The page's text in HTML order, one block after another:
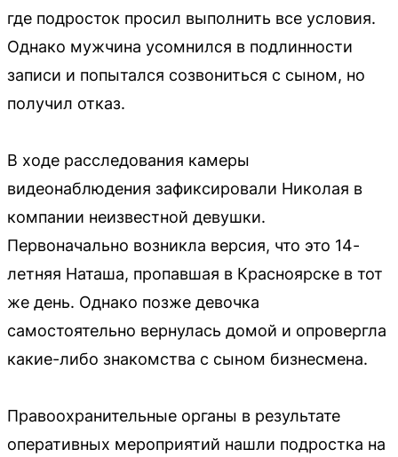
где подросток просил выполнить все условия.
Однако мужчина усомнился в подлинности
записи и попытался созвониться с сыном, но
получил отказ.
В ходе расследования камеры
видеонаблюдения зафиксировали Николая в
компании неизвестной девушки.
Первоначально возникла версия, что это 14-
летняя Наташа, пропавшая в Красноярске в тот
же день. Однако позже девочка
самостоятельно вернулась домой и опровергла
какие-либо знакомства с сыном бизнесмена.
Правоохранительные органы в результате
оперативных мероприятий нашли подростка на